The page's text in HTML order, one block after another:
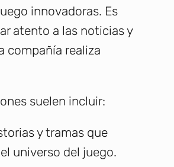
innovadoras. Es
atento a las noticias y
compañía realiza
suelen incluir:
y tramas que
universo del juego.